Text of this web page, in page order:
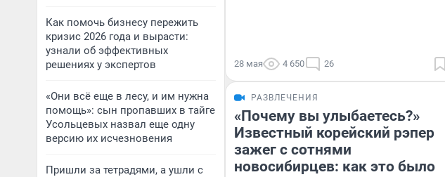
Как помочь бизнесу пережить
кризис 2026 года и вырасти:
узнали об эффективных
решениях у экспертов
«Они всё еще в лесу, и им нужна
помощь»: сын пропавших в тайге
Усольцевых назвал еще одну
версию их исчезновения
Пришли за тетрадями, а ушли с
28 мая 4 650 26
РАЗВЛЕЧЕНИЯ
«Почему вы улыбаетесь?»
Известный корейский рэпер
зажег с сотнями
новосибирцев: как это было